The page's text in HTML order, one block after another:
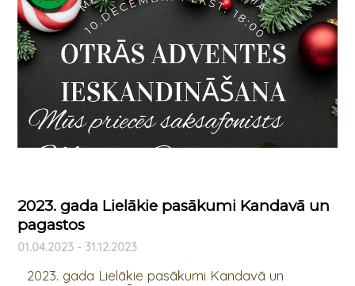
2023. gada Lielākie pasākumi Kandavā un
pagastos
01.04.2023 - 31.12.2023
2023. gada Lielākie pasākumi Kandavā un